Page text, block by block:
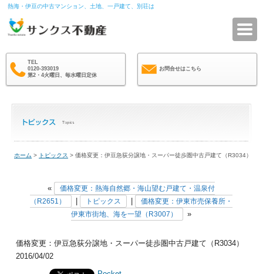
熱海・伊豆の中古マンション、土地、一戸建て、別荘は
TEL
0120-393019
第2・4火曜日、毎水曜日定休
お問合せはこちら
ホーム > トピックス > 価格変更：伊豆急荻分譲地・スーパー徒歩圏中古戸建て（R3034）
«
価格変更：熱海自然郷・海山望む戸建て・温泉付
（R2651）
トピックス
価格変更：伊東市売保養所・
伊東市街地、海を一望（R3007）
»
価格変更：伊豆急荻分譲地・スーパー徒歩圏中古戸建て（R3034）
2016/04/02